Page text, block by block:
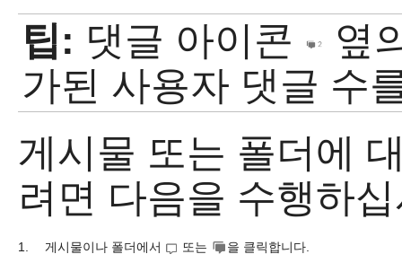
팁: 댓글 아이콘
옆
가된 사용자 댓글 수
게시물 또는 폴더에
려면 다음을 수행하
1. 게시물이나 폴더에서 또는 을 클릭합니다.